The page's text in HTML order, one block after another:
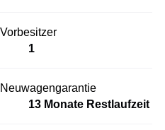
Vorbesitzer
1
Neuwagengarantie
13 Monate Restlaufzeit